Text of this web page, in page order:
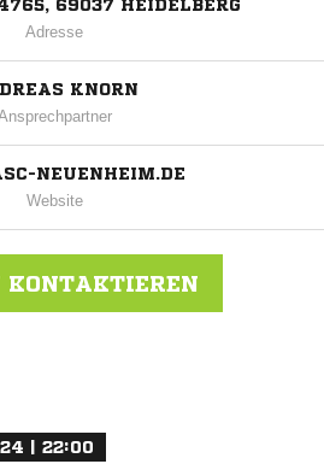
69037 HEIDELBERG
Adresse
KNORN
NEUENHEIM.DE
Website
KONTAKTIEREN
| 22:00